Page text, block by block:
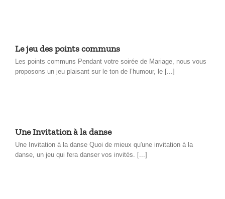
Le jeu des points communs
Les points communs Pendant votre soirée de Mariage, nous vous
proposons un jeu plaisant sur le ton de l’humour, le [...]
Une Invitation à la danse
Une Invitation à la danse Quoi de mieux qu'une invitation à la
danse, un jeu qui fera danser vos invités. [...]